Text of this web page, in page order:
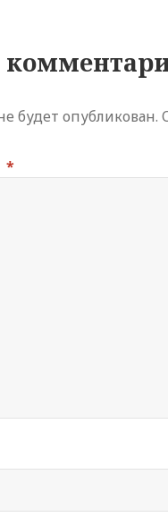
будет опубликован.
*